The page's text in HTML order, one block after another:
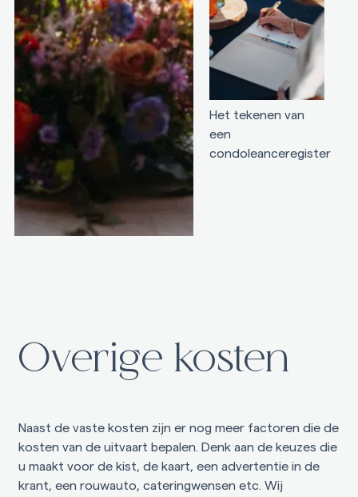
Overige kosten
Naast de vaste kosten zijn er nog meer factoren die de
kosten van de uitvaart bepalen. Denk aan de keuzes die
u maakt voor de kist, de kaart, een advertentie in de
krant, een rouwauto, cateringwensen etc. Wij
Het tekenen van
een
condoleanceregister